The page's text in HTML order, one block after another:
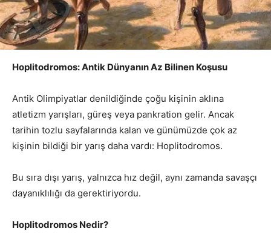
Hoplitodromos: Antik Dünyanın Az Bilinen Koşusu
Antik Olimpiyatlar denildiğinde çoğu kişinin aklına
atletizm yarışları, güreş veya pankration gelir. Ancak
tarihin tozlu sayfalarında kalan ve günümüzde çok az
kişinin bildiği bir yarış daha vardı: Hoplitodromos.
Bu sıra dışı yarış, yalnızca hız değil, aynı zamanda savaşçı
dayanıklılığı da gerektiriyordu.
Hoplitodromos Nedir?